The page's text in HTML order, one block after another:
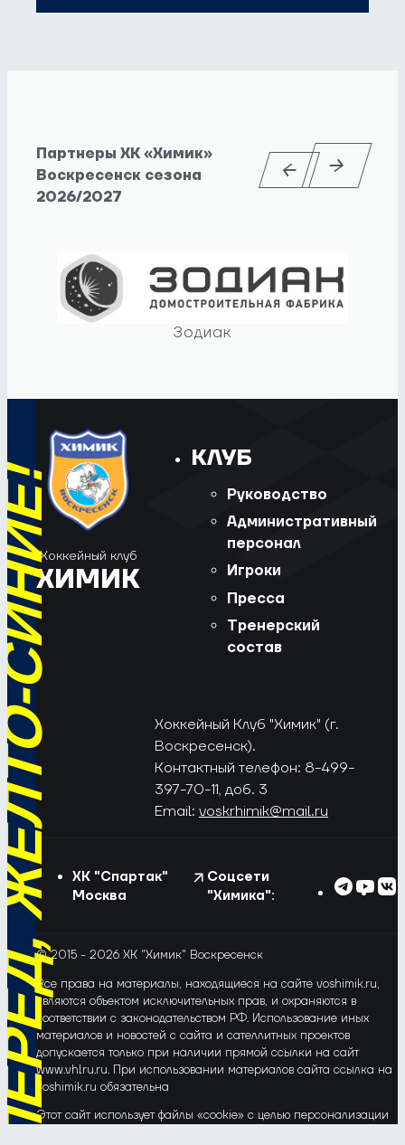
Партнеры ХК «Химик»
Воскресенск сезона
2026/2027
Зодиак
СИНИЕ!
Хоккейный клуб
ХИМИК
КЛУБ
Руководство
Административный
персонал
Игроки
Пресса
Тренерский
состав
Хоккейный Клуб "Химик" (г.
Воскресенск).
Контактный телефон: 8-499-
397-70-11, доб. 3
Email: voskrhimik@mail.ru
ХК "Спартак"
Москва
Соцсети
"Химика":
© 2015 - 2026 ХК "Химик" Воскресенск
Все права на материалы, находящиеся на сайте voshimik.ru,
являются объектом исключительных прав, и охраняются в
соответствии с законодательством РФ. Использование иных
материалов и новостей с сайта и сателлитных проектов
допускается только при наличии прямой ссылки на сайт
www.vhlru.ru. При использовании материалов сайта ссылка на
voshimik.ru обязательна
Этот сайт использует файлы «cookie» с целью персонализации